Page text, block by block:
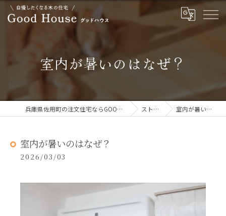
室内が暑いのはなぜ？
兵庫県佐用町の注文住宅ならGOOD HOUSE グッドハウス ストーリー 室内が暑いのはなぜ？
室内が暑いのはなぜ？
2026/03/03